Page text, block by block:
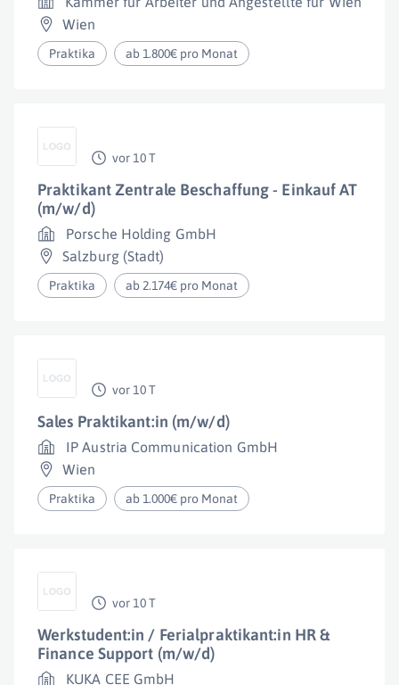
Wien
Praktika ab 1.800€ pro Monat
vor 10 T
Praktikant Zentrale Beschaffung - Einkauf AT
(m/w/d)
Porsche Holding GmbH
Salzburg (Stadt)
Praktika ab 2.174€ pro Monat
vor 10 T
Sales Praktikant:in (m/w/d)
IP Austria Communication GmbH
Wien
Praktika ab 1.000€ pro Monat
vor 10 T
Werkstudent:in / Ferialpraktikant:in HR &
Finance Support (m/w/d)
KUKA CEE GmbH